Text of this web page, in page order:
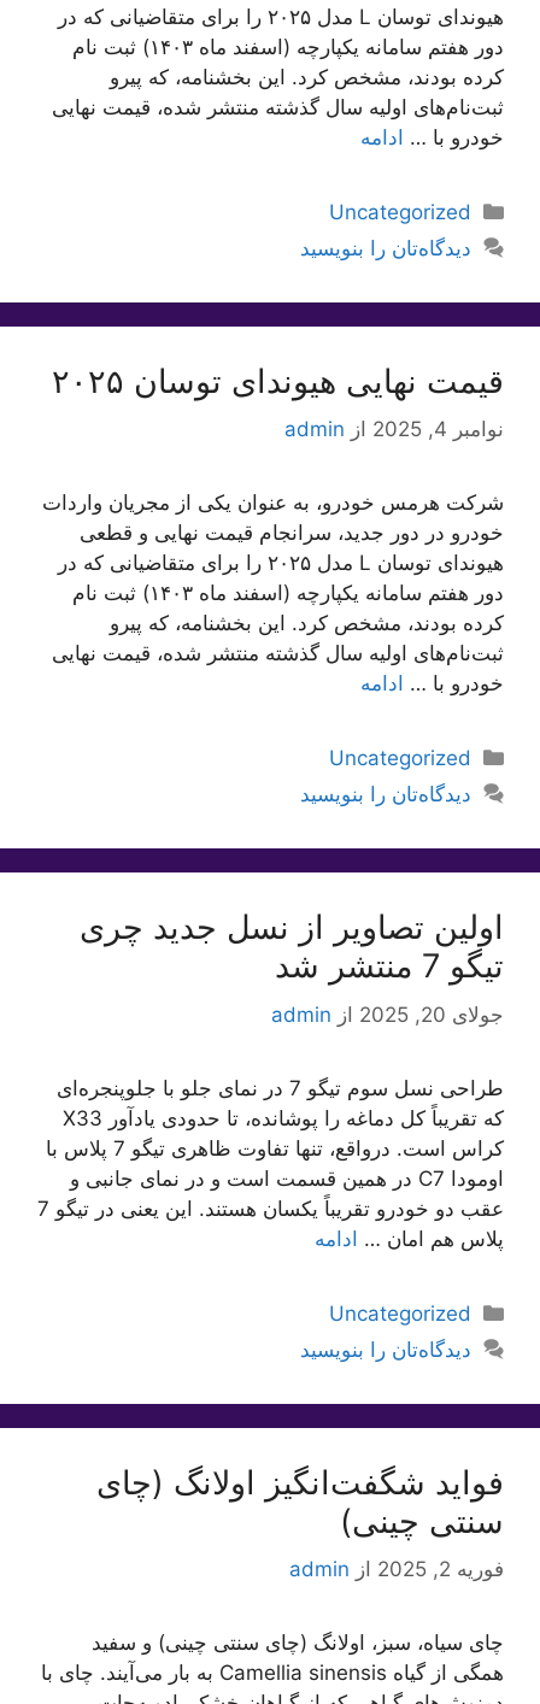
هیوندای توسان L مدل ۲۰۲۵ را برای متقاضیانی که در
دور هفتم سامانه یکپارچه (اسفند ماه ۱۴۰۳) ثبت نام
کرده بودند، مشخص کرد. این بخشنامه، که پیرو
ثبت‌نام‌های اولیه سال گذشته منتشر شده، قیمت نهایی
خودرو با … ادامه
دسته‌ها
Uncategorized
دیدگاه‌تان را بنویسید
قیمت نهایی هیوندای توسان ۲۰۲۵
نوامبر 4, 2025 از admin
شرکت هرمس خودرو، به عنوان یکی از مجریان واردات
خودرو در دور جدید، سرانجام قیمت نهایی و قطعی
هیوندای توسان L مدل ۲۰۲۵ را برای متقاضیانی که در
دور هفتم سامانه یکپارچه (اسفند ماه ۱۴۰۳) ثبت نام
کرده بودند، مشخص کرد. این بخشنامه، که پیرو
ثبت‌نام‌های اولیه سال گذشته منتشر شده، قیمت نهایی
خودرو با … ادامه
دسته‌ها
Uncategorized
دیدگاه‌تان را بنویسید
اولین تصاویر از نسل جدید چری
تیگو 7 منتشر شد
جولای 20, 2025 از admin
طراحی نسل سوم تیگو 7 در نمای جلو با جلوپنجره‌ای
که تقریباً کل دماغه را پوشانده، تا حدودی یادآور X33
کراس است. درواقع، تنها تفاوت ظاهری تیگو 7 پلاس با
اومودا C7 در همین قسمت است و در نمای جانبی و
عقب دو خودرو تقریباً یکسان هستند. این یعنی در تیگو 7
پلاس هم امان … ادامه
دسته‌ها
Uncategorized
دیدگاه‌تان را بنویسید
فواید شگفت‌انگیز اولانگ (چای
سنتی چینی)
فوریه 2, 2025 از admin
چای سیاه، سبز، اولانگ (چای سنتی چینی) و سفید
همگی از گیاه Camellia sinensis به بار می‌آیند. چای با